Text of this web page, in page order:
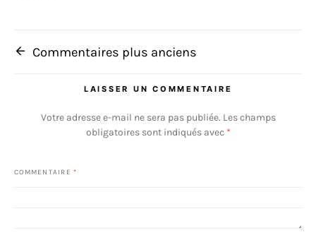
Navigation dans les
Commentaires plus anciens
LAISSER UN COMMENTAIRE
Votre adresse e-mail ne sera pas publiée. Les champs
obligatoires sont indiqués avec *
COMMENTAIRE *